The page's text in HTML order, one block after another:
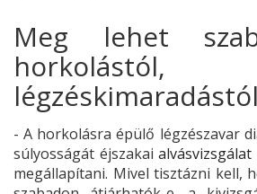
Meg lehet
horkolástól,
légzéskimaradástól
- A horkolásra épülő légzészavar
súlyosságát éjszakai alvásvizsgálat
megállapítani. Mivel tisztázni kell,